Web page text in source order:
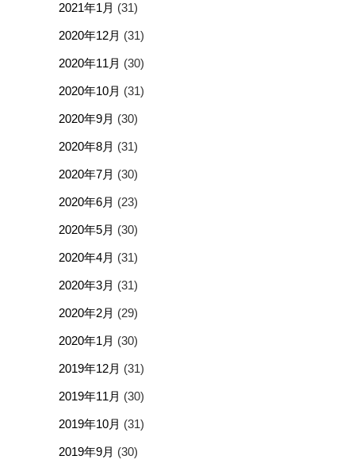
2021年1月 (31)
2020年12月 (31)
2020年11月 (30)
2020年10月 (31)
2020年9月 (30)
2020年8月 (31)
2020年7月 (30)
2020年6月 (23)
2020年5月 (30)
2020年4月 (31)
2020年3月 (31)
2020年2月 (29)
2020年1月 (30)
2019年12月 (31)
2019年11月 (30)
2019年10月 (31)
2019年9月 (30)